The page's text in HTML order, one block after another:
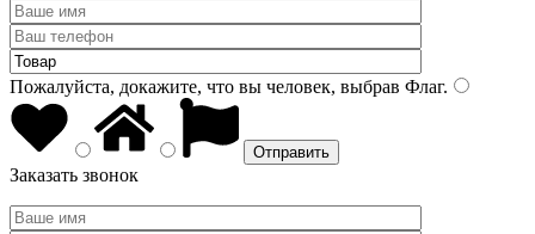
Пожалуйста, докажите, что вы человек, выбрав Флаг.
Заказать звонок